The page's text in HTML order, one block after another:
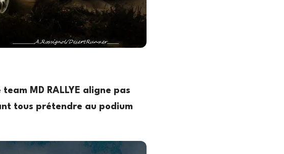
MD RALLYE aligne pas
tous prétendre au podium